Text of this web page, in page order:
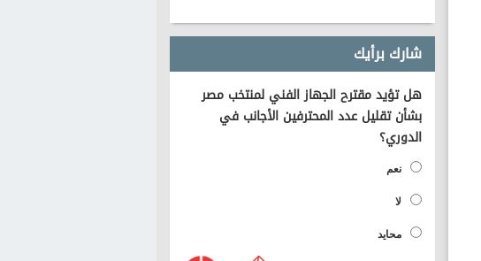
شارك برأيك
هل تؤيد مقترح الجهاز الفني لمنتخب مصر
بشأن تقليل عدد المحترفين الأجانب في
الدوري؟
نعم
لا
محايد